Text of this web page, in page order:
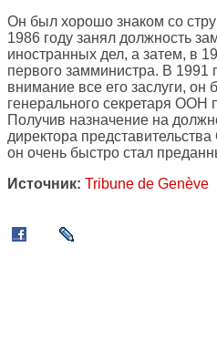
Он был хорошо знаком со
1986 году занял должность
иностранных дел, а затем, в
первого замминистра. В 1991
внимание все его заслуги,
генерального секретаря ООН
Получив назначение на
директора
он очень быстро стал
Источник: Tribune de Genève